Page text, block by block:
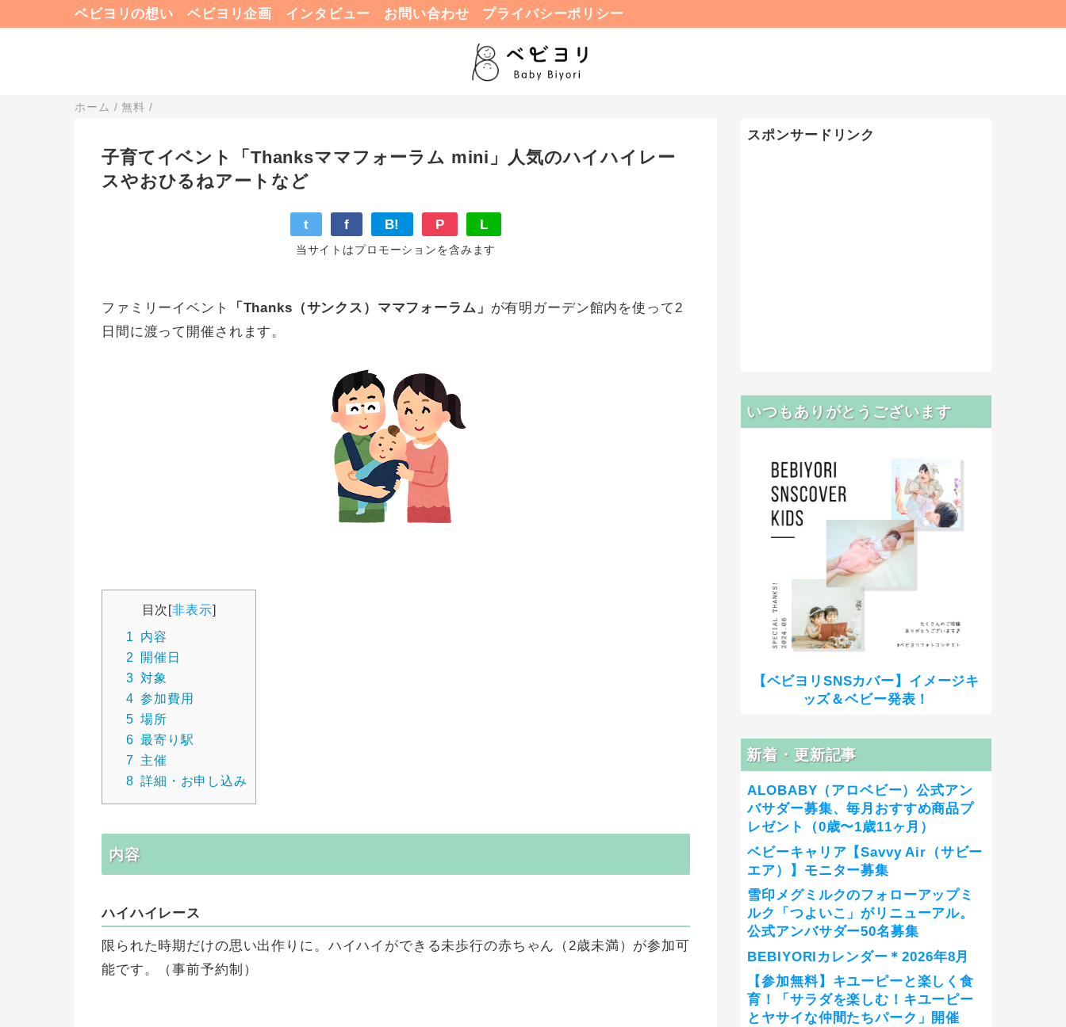
ベビヨリの想い ベビヨリ企画 インタビュー お問い合わせ プライバシーポリシー
ホーム /無料 /
子育てイベント「Thanksママフォーラム mini」人気のハイハイレー
スやおひるねアートなど
t f B! P L
当サイトはプロモーションを含みます
ファミリーイベント 「Thanks（サンクス）ママフォーラム」 が有明ガーデン館内を使って2
日間に渡って開催されます。
目次[非表示]
1
内容
2
開催日
3 対象
4 参加費用
5 場所
6 最寄り駅
7 主催
8 詳細・お申し込み
内容
ハイハイレース
限られた時期だけの思い出作りに。ハイハイができる未歩行の赤ちゃん（2歳未満）が参加可
能です。（事前予約制）
スポンサードリンク
いつもありがとうございます
【ベビヨリSNSカバー】イメージキ
ッズ＆ベビー発表！
新着・更新記事
ALOBABY（アロベビー）公式アン
バサダー募集、毎月おすすめ商品プ
レゼント（0歳〜1歳11ヶ月）
ベビーキャリア【Savvy Air（サビー
エア）】モニター募集
雪印メグミルクのフォローアップミ
ルク「つよいこ」がリニューアル。
公式アンバサダー50名募集
BEBIYORIカレンダー＊2026年8月
【参加無料】キユーピーと楽しく食
育！「サラダを楽しむ！キユーピー
とヤサイな仲間たちパーク」開催